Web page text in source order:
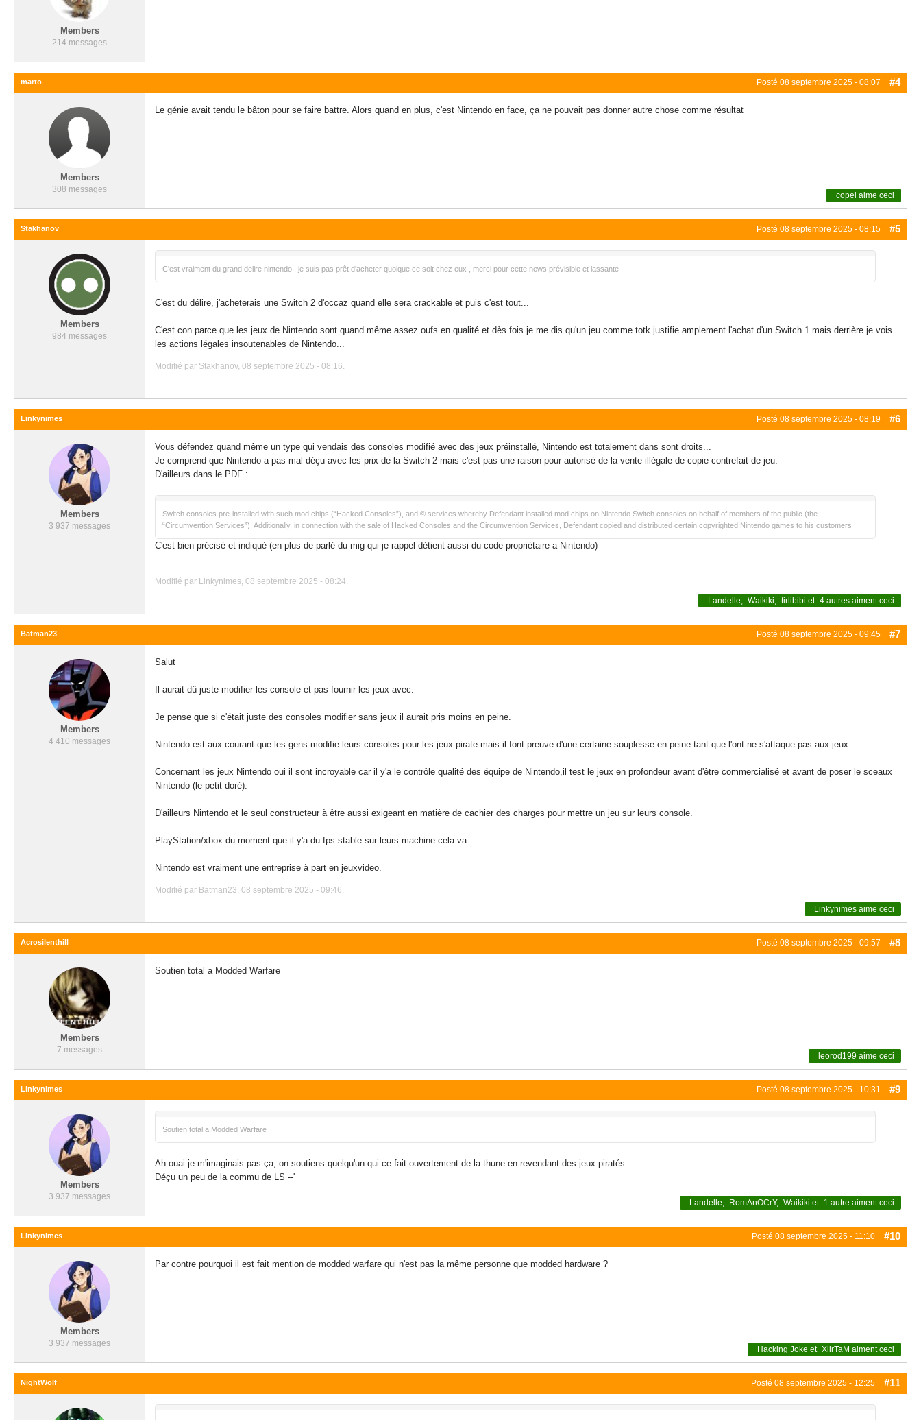
Members
214 messages
Posté 08 septembre 2025 - 08:07 #4
marto
Members
308 messages
Le génie avait tendu le bâton pour se faire battre. Alors quand en plus, c'est Nintendo en face, ça ne pouvait pas donner autre chose comme résultat
copel aime ceci
Posté 08 septembre 2025 - 08:15 #5
Stakhanov
Members
984 messages
C'est vraiment du grand delire nintendo , je suis pas prêt d'acheter quoique ce soit chez eux , merci pour cette news prévisible et lassante
C'est du délire, j'acheterais une Switch 2 d'occaz quand elle sera crackable et puis c'est tout...
C'est con parce que les jeux de Nintendo sont quand même assez oufs en qualité et dès fois je me dis qu'un jeu comme totk justifie amplement l'achat d'un Switch 1 mais derrière je vois
les actions légales insoutenables de Nintendo...
Modifié par Stakhanov, 08 septembre 2025 - 08:16.
Posté 08 septembre 2025 - 08:19 #6
Linkynimes
Members
3 937 messages
Vous défendez quand même un type qui vendais des consoles modifié avec des jeux préinstallé, Nintendo est totalement dans sont droits...
Je comprend que Nintendo a pas mal déçu avec les prix de la Switch 2 mais c'est pas une raison pour autorisé de la vente illégale de copie contrefait de jeu.
D'ailleurs dans le PDF :
Switch consoles pre-installed with such mod chips (“Hacked Consoles”), and © services whereby Defendant installed mod chips on Nintendo Switch consoles on behalf of members of the public (the
“Circumvention Services”). Additionally, in connection with the sale of Hacked Consoles and the Circumvention Services, Defendant copied and distributed certain copyrighted Nintendo games to his customers
C'est bien précisé et indiqué (en plus de parlé du mig qui je rappel détient aussi du code propriétaire a Nintendo)
Modifié par Linkynimes, 08 septembre 2025 - 08:24.
Landelle, Waikiki, tirlibibi et 4 autres aiment ceci
Posté 08 septembre 2025 - 09:45 #7
Batman23
Members
4 410 messages
Salut
Il aurait dû juste modifier les console et pas fournir les jeux avec.
Je pense que si c'était juste des consoles modifier sans jeux il aurait pris moins en peine.
Nintendo est aux courant que les gens modifie leurs consoles pour les jeux pirate mais il font preuve d'une certaine souplesse en peine tant que l'ont ne s'attaque pas aux jeux.
Concernant les jeux Nintendo oui il sont incroyable car il y'a le contrôle qualité des équipe de Nintendo,il test le jeux en profondeur avant d'être commercialisé et avant de poser le sceaux
Nintendo (le petit doré).
D'ailleurs Nintendo et le seul constructeur à être aussi exigeant en matière de cachier des charges pour mettre un jeu sur leurs console.
PlayStation/xbox du moment que il y'a du fps stable sur leurs machine cela va.
Nintendo est vraiment une entreprise à part en jeuxvideo.
Modifié par Batman23, 08 septembre 2025 - 09:46.
Linkynimes aime ceci
Posté 08 septembre 2025 - 09:57 #8
Acrosilenthill
Members
7 messages
Soutien total a Modded Warfare
leorod199 aime ceci
Posté 08 septembre 2025 - 10:31 #9
Linkynimes
Members
3 937 messages
Soutien total a Modded Warfare
Ah ouai je m'imaginais pas ça, on soutiens quelqu'un qui ce fait ouvertement de la thune en revendant des jeux piratés
Déçu un peu de la commu de LS --'
Landelle, RomAnOCrY, Waikiki et 1 autre aiment ceci
Posté 08 septembre 2025 - 11:10 #10
Linkynimes
Members
3 937 messages
Par contre pourquoi il est fait mention de modded warfare qui n'est pas la même personne que modded hardware ?
Hacking Joke et XiirTaM aiment ceci
Posté 08 septembre 2025 - 12:25 #11
NightWolf